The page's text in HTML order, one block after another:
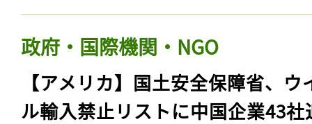
政府・国際機関・NGO
【アメリカ】国土安全保障省、ウ
ル輸入禁止リストに中国企業43社